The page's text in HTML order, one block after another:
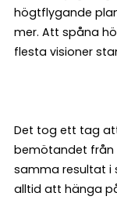
högtflygande
mer. Att spåna
flesta visioner
Det tog ett tag
bemötandet från
samma resultat i
alltid att hänga